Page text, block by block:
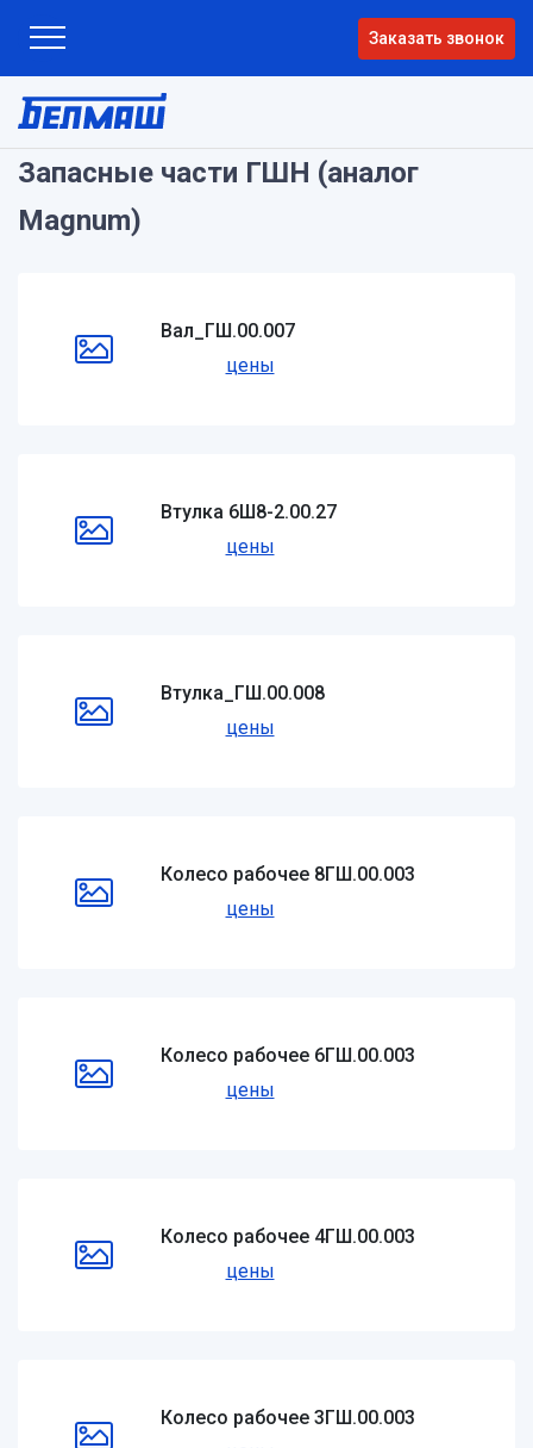
Заказать звонок
Запасные части ГШН (аналог
Magnum)
Вал_ГШ.00.007
цены
Втулка 6Ш8-2.00.27
цены
Втулка_ГШ.00.008
цены
Колесо рабочее 8ГШ.00.003
цены
Колесо рабочее 6ГШ.00.003
цены
Колесо рабочее 4ГШ.00.003
цены
Колесо рабочее 3ГШ.00.003